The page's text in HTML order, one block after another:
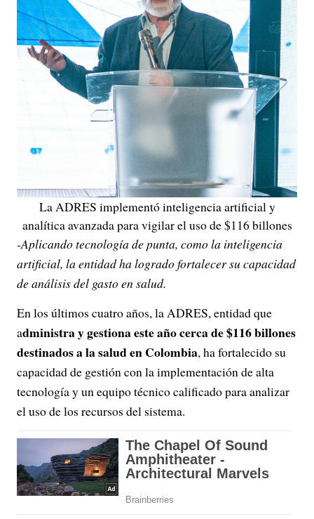
La ADRES implementó inteligencia artificial y
analítica avanzada para vigilar el uso de $116 billones
-Aplicando tecnología de punta, como la inteligencia
artificial, la entidad ha logrado fortalecer su capacidad
de análisis del gasto en salud.
En los últimos cuatro años, la ADRES, entidad que
administra y gestiona este año cerca de $116 billones
destinados a la salud en Colombia, ha fortalecido su
capacidad de gestión con la implementación de alta
tecnología y un equipo técnico calificado para analizar
el uso de los recursos del sistema.